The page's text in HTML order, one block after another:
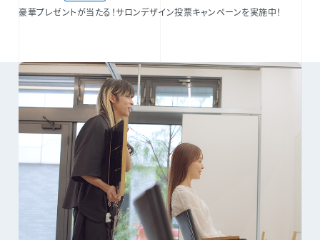
豪華プレゼントが当たる！サロンデザイン投票キャンペーンを実施中！